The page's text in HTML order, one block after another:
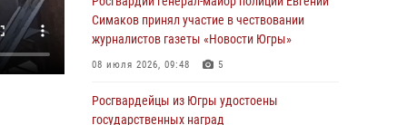
Офицеры Росгвардии и ветераны войск
правопорядка почтили память генерала
армии Ивана Кирилловича Яковлева
В Югре при силовой поддержке ОМОН
Симаков принял участие в чествовании
журналистов газеты «Новости Югры»
08 июля 2026, 09:48 5
Росгвардейцы из Югры удостоены
государственных наград